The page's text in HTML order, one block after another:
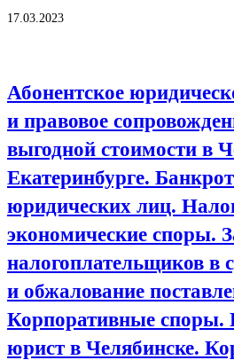
17.03.2023
Абонентское
и правовое
выгодной стоимости в
Екатеринбурге.
юридических лиц.
экономические споры.
налогоплательщиков в
и обжалование
Корпоративные споры.
юрист в Челябинске.